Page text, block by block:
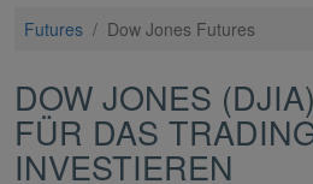
Futures / Dow Jones Futures
DOW JONES
FÜR DAS
INVESTIEREN